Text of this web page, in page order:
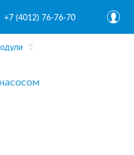
+7 (4012) 76-76-70